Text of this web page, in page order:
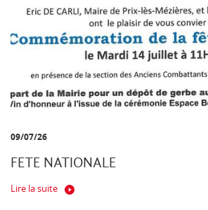
09/07/26
FETE NATIONALE
Lire la suite